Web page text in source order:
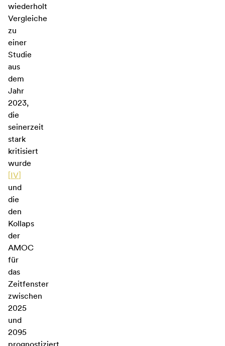
wiederholt
Vergleiche
zu
einer
Studie
aus
dem
Jahr
2023,
die
seinerzeit
stark
kritisiert
wurde
[IV]
und
die
den
Kollaps
der
AMOC
für
das
Zeitfenster
zwischen
2025
und
2095